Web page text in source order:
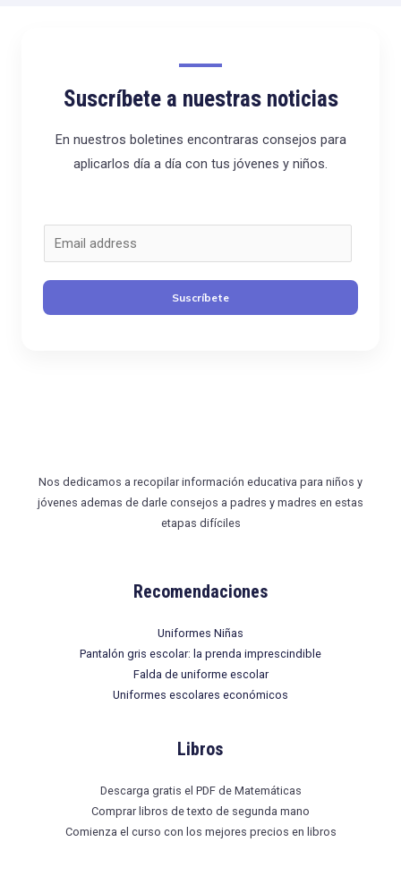
Suscríbete a nuestras noticias
En nuestros boletines encontraras consejos para
aplicarlos día a día con tus jóvenes y niños.
o
r
r
Suscríbete
Nos dedicamos a recopilar información educativa para niños y
jóvenes ademas de darle consejos a padres y madres en estas
etapas difíciles
Recomendaciones
Uniformes Niñas
Pantalón gris escolar: la prenda imprescindible
Falda de uniforme escolar
Uniformes escolares económicos
Libros
Descarga gratis el PDF de Matemáticas
Comprar libros de texto de segunda mano
Comienza el curso con los mejores precios en libros